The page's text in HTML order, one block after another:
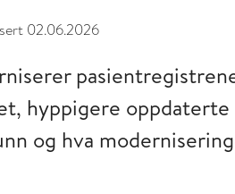
02.06.2026
hyppigere
og hva